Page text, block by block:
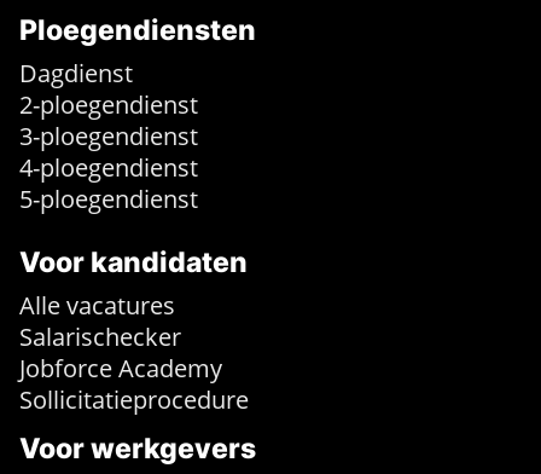
Ploegendiensten
Dagdienst
2-ploegendienst
3-ploegendienst
4-ploegendienst
5-ploegendienst
Voor kandidaten
Alle vacatures
Salarischecker
Jobforce Academy
Sollicitatieprocedure
Voor werkgevers